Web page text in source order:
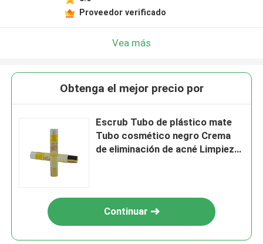
Proveedor verificado
Vea más
Obtenga el mejor precio por
Escrub Tubo de plástico mate
Tubo cosmético negro Crema
de eliminación de acné Limpieza
Continuar